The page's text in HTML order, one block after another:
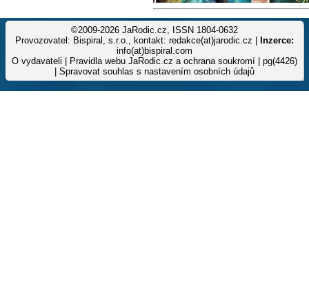
©2009-2026 JaRodic.cz, ISSN 1804-0632
Provozovatel: Bispiral, s.r.o., kontakt: redakce(at)jarodic.cz |
Inzerce:
info(at)bispiral.com
O vydavateli
Pravidla webu JaRodic.cz a ochrana soukromí | pg(4426)
Spravovat souhlas s nastavením osobních údajů